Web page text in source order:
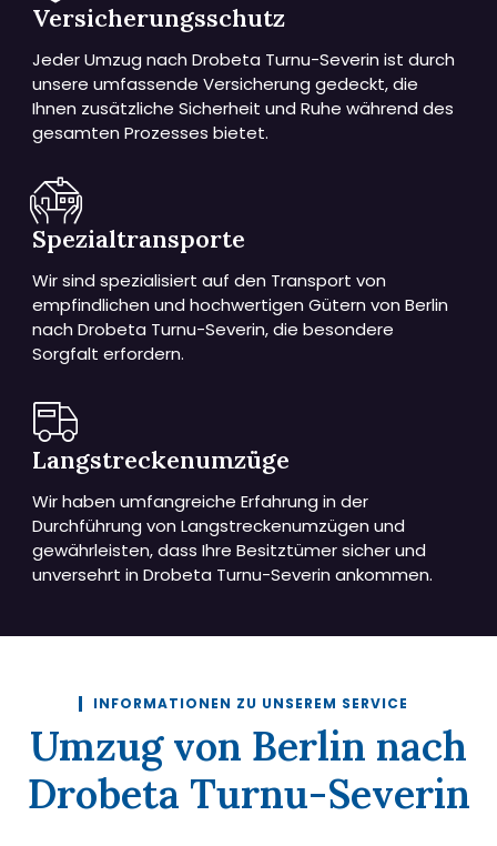
Versicherungsschutz
Jeder Umzug nach Drobeta Turnu-Severin ist durch
unsere umfassende Versicherung gedeckt, die
Ihnen zusätzliche Sicherheit und Ruhe während des
gesamten Prozesses bietet.
Spezialtransporte
Wir sind spezialisiert auf den Transport von
empfindlichen und hochwertigen Gütern von Berlin
nach Drobeta Turnu-Severin, die besondere
Sorgfalt erfordern.
Langstreckenumzüge
Wir haben umfangreiche Erfahrung in der
Durchführung von Langstreckenumzügen und
gewährleisten, dass Ihre Besitztümer sicher und
unversehrt in Drobeta Turnu-Severin ankommen.
INFORMATIONEN ZU UNSEREM SERVICE
Umzug von Berlin nach
Drobeta Turnu-Severin